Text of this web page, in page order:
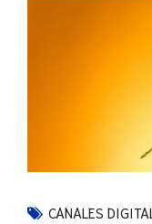
CANALES